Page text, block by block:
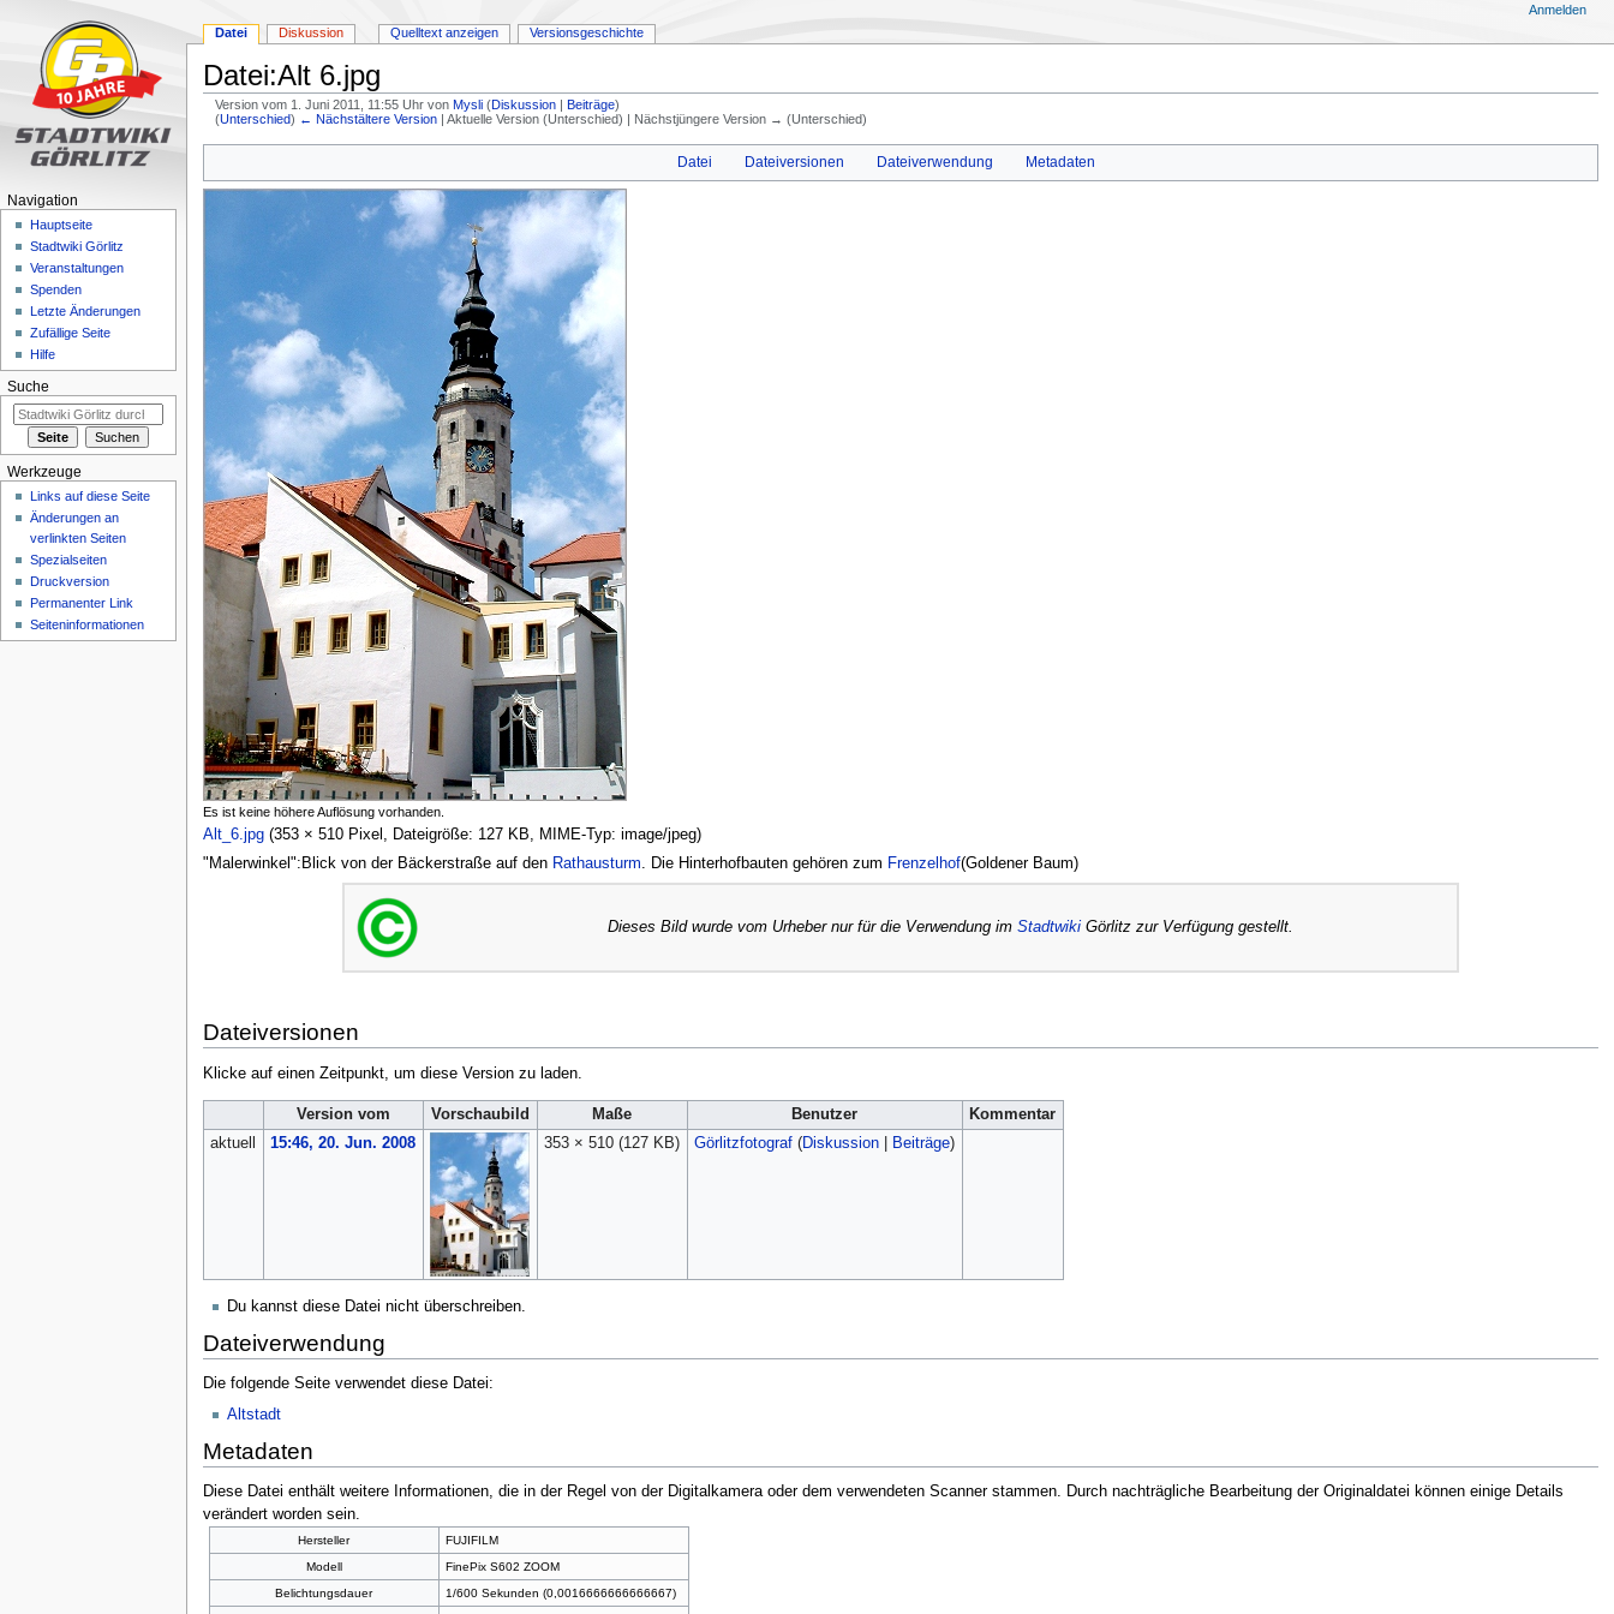
Datei:Alt 6.jpg
Version vom 1. Juni 2011, 11:55 Uhr vonMysli (Diskussion |Beiträge)
(Unterschied) ← Nächstältere Version | Aktuelle Version (Unterschied) | Nächstjüngere Version → (Unterschied)
Datei Dateiversionen Dateiverwendung Metadaten
Es ist keine höhere Auflösung vorhanden.
Alt_6.jpg‎ (353 × 510 Pixel, Dateigröße: 127 KB, MIME-Typ: image/jpeg)
"Malerwinkel":Blick von der Bäckerstraße auf den Rathausturm . Die Hinterhofbauten gehören zum Frenzelhof(Goldener Baum)
Dieses Bild wurde vom Urheber nur für die Verwendung imStadtwiki Görlitz zur Verfügung gestellt.
Dateiversionen
Klicke auf einen Zeitpunkt, um diese Version zu laden.
Version vom Vorschaubild Maße Benutzer
Kommentar
aktuell
15:46, 20. Jun. 2008 353 × 510 (127 KB) Görlitzfotograf (Diskussion| Beiträge)
Du kannst diese Datei nicht überschreiben.
Dateiverwendung
Die folgende Seite verwendet diese Datei:
Altstadt
Metadaten
Diese Datei enthält weitere Informationen, die in der Regel von der Digitalkamera oder dem verwendeten Scanner stammen. Durch nachträgliche Bearbeitung der Originaldatei können einige Details
verändert worden sein.
Hersteller
FUJIFILM
Modell
FinePix S602 ZOOM
Belichtungsdauer
1/600 Sekunden (0,0016666666666667)
Datei Diskussion Quelltext anzeigen Versionsgeschichte
Anmelden
Navigation
Hauptseite
Stadtwiki Görlitz
Veranstaltungen
Spenden
Letzte Änderungen
Zufällige Seite
Hilfe
Suche
Werkzeuge
Links auf diese Seite
Änderungen an
verlinkten Seiten
Spezialseiten
Druckversion
Permanenter Link
Seiten­informationen